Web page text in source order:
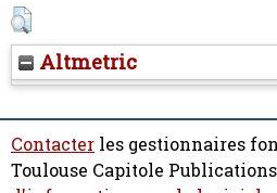
Altmetric
Contacter les gestionnaires
Toulouse Capitole